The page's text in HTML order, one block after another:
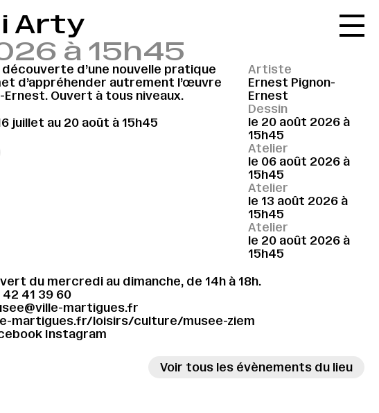
Accueil
L'agenda
La carte
Le festival
Le lieu
Les ressources
Le journal
Contact
Recherche
Arty
à 15h45
découverte d’une nouvelle pratique
d’appréhender autrement l’œuvre
Ernest. Ouvert à tous niveaux.
juillet au 20 août à 15h45
Artiste
Ernest Pignon-
Ernest
Dessin
le 20 août 2026 à
15h45
Atelier
le 06 août 2026 à
15h45
Atelier
le 13 août 2026 à
15h45
Atelier
le 20 août 2026 à
15h45
du mercredi au dimanche, de 14h à 18h.
42 41 39 60
martigues.fr
martigues.fr/loisirs/culture/musee-ziem
Instagram
Voir tous les évènements du lieu